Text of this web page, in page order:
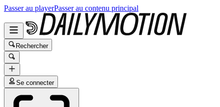
Passer au playerPasser au contenu principal
Rechercher
Se connecter